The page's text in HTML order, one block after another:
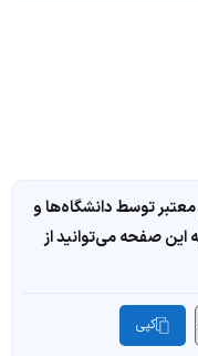
توسط دانشگاه‌ها و
این صفحه می‌توانید از
کپی